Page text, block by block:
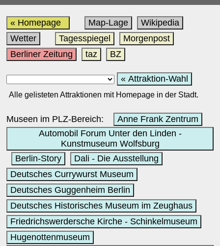
« Homepage Map-Lage
Wikipedia
Wetter
Tagesspiegel
Morgenpost
Berliner Zeitung
taz BZ
« Attraktion-Wahl
Alle gelisteten Attraktionen mit Homepage in der Stadt.
Museen im PLZ-Bereich:
Anne Frank Zentrum
Automobil Forum Unter den Linden -
Kunstmuseum Wolfsburg
Berlin-Story
Dali - Die Ausstellung
Deutsches Currywurst Museum
Deutsches Guggenheim Berlin
Deutsches Historisches Museum im Zeughaus
Friedrichswerdersche Kirche - Schinkelmuseum
Hugenottenmuseum